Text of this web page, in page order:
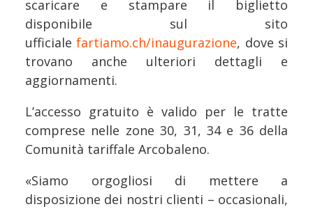
scaricare e stampare il biglietto
disponibile sul sito
ufficialefartiamo.ch/inaugurazione, dove si
trovano anche ulteriori dettagli e
aggiornamenti.
L’accesso gratuito è valido per le tratte
comprese nelle zone 30, 31, 34 e 36 della
Comunità tariffale Arcobaleno.
«Siamo orgogliosi di mettere a
disposizione dei nostri clienti – occasionali,